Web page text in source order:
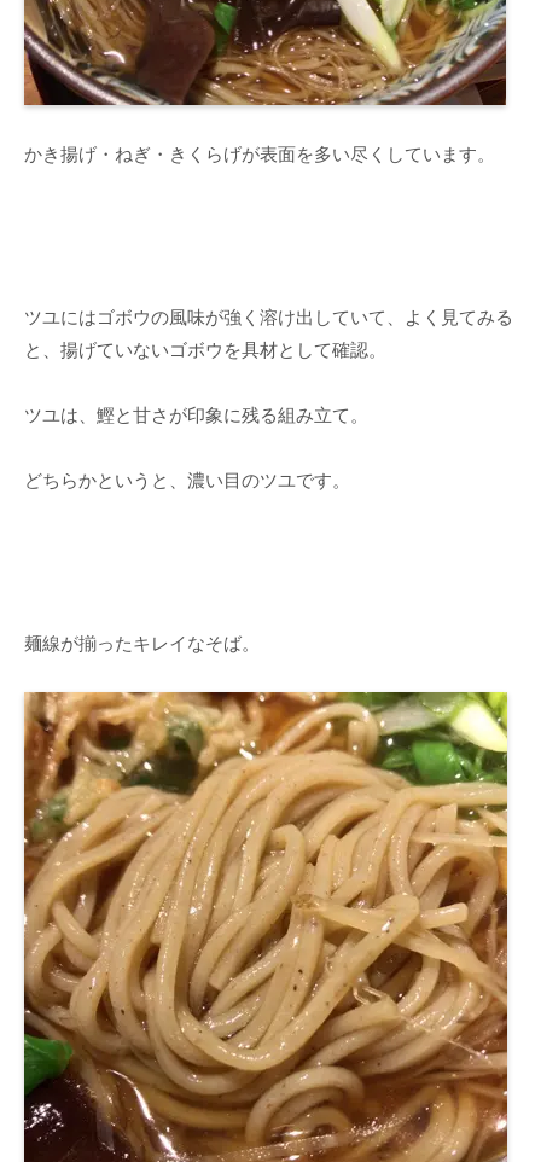
かき揚げ・ねぎ・きくらげが表面を多い尽くしています。
ツユにはゴボウの風味が強く溶け出していて、よく見てみる
と、揚げていないゴボウを具材として確認。
ツユは、鰹と甘さが印象に残る組み立て。
どちらかというと、濃い目のツユです。
麺線が揃ったキレイなそば。